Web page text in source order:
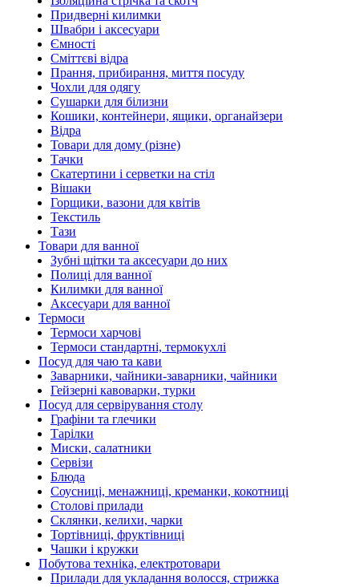
Придверні килимки
Швабри і аксесуари
Ємності
Сміттєві відра
Прання, прибирання, миття посуду
Чохли для одягу
Сушарки для білизни
Кошики, контейнери, ящики, органайзери
Відра
Товари для дому (різне)
Тачки
Скатертини і серветки на стіл
Вішаки
Горщики, вазони для квітів
Текстиль
Тази
Товари для ванної
Зубні щітки та аксесуари до них
Полиці для ванної
Килимки для ванної
Аксесуари для ванної
Термоси
Термоси харчові
Термоси стандартні, термокухлі
Посуд для чаю та кави
Заварники, чайники-заварники, чайники
Гейзерні кавоварки, турки
Посуд для сервірування столу
Графіни та глечики
Тарілки
Миски, салатники
Сервізи
Блюда
Соусниці, менажниці, креманки, кокотниці
Столові прилади
Склянки, келихи, чарки
Тортівниці, фруктівниці
Чашки і кружки
Побутова техніка, електротовари
Прилади для укладання волосся, стрижка